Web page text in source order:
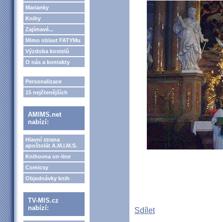
Marianky
Knihy
Zajímavé...
Mimo oblast FATYMu
Výzdoba kostelů
O nás a kontakty
Personalizace
15 nejčtenějších
AMIMS.net
nabízí:
Hlavní strana
apoštolát A.M.I.M.S.
Knihovna on-line
Comicsy
Objednávky knih
TV-MIS.cz
nabízí:
Sdílet